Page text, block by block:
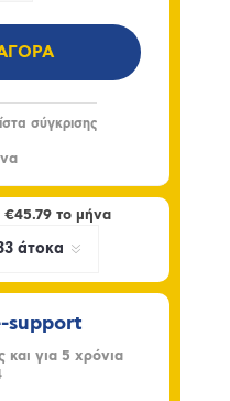
€45.79 το μήνα
support
για 5 χρόνια